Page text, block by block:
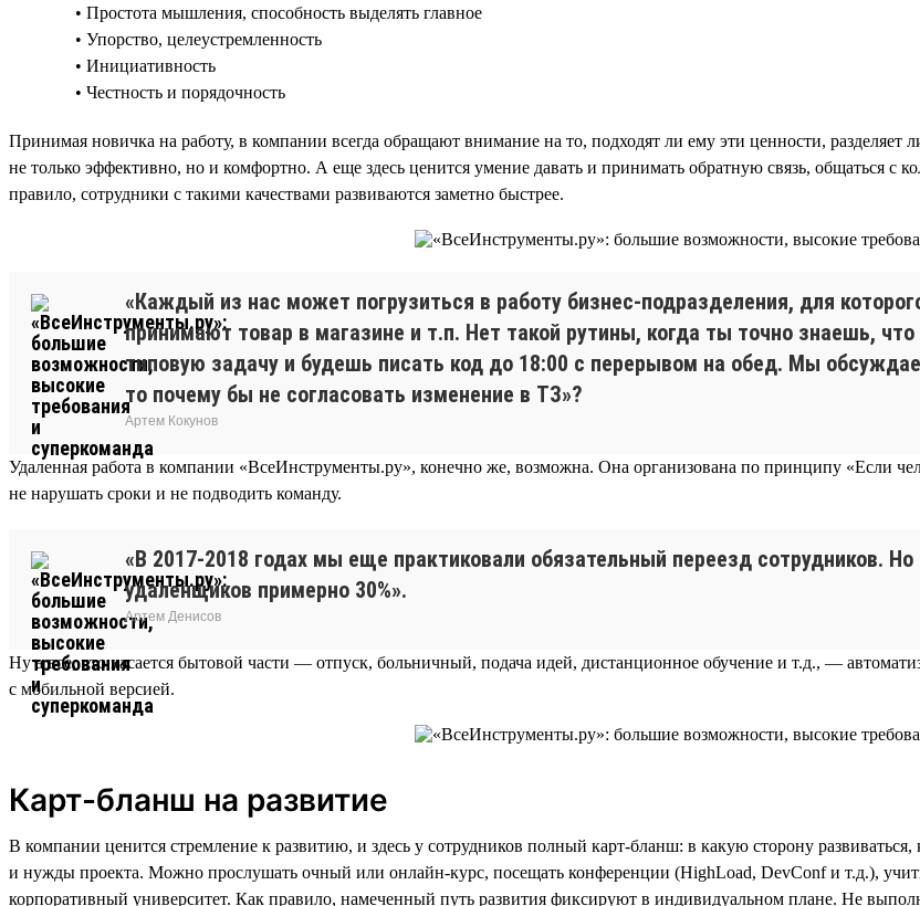
• Простота мышления, способность выделять главное
• Упорство, целеустремленность
• Инициативность
• Честность и порядочность
Принимая новичка на работу, в компании всегда обращают внимание на то, подходят ли ему эти ценности,
не только эффективно, но и комфортно. А еще здесь ценится умение давать и принимать обратную связь, общаться с
правило, сотрудники с такими качествами развиваются заметно быстрее.
«Каждый из нас может погрузиться в работу бизнес-подразделения, для
принимают товар в магазине и т.п. Нет такой рутины, когда ты точно знаешь,
типовую задачу и будешь писать код до 18:00 с перерывом на обед. Мы
то почему бы не согласовать изменение в ТЗ»?
Артем Кокунов
Удаленная работа в компании «ВсеИнструменты.ру», конечно же, возможна. Она организована по принципу «Если
не нарушать сроки и не подводить команду.
«В 2017-2018 годах мы еще практиковали обязательный переезд сотрудников.
удаленщиков примерно 30%».
Артем Денисов
Ну а все, что касается бытовой части — отпуск, больничный, подача идей, дистанционное обучение и т.д., —
с мобильной версией.
Карт-бланш на развитие
В компании ценится стремление к развитию, и здесь у сотрудников полный карт-бланш: в какую сторону
и нужды проекта. Можно прослушать очный или онлайн-курс, посещать конференции (HighLoad, DevConf и т.д.),
корпоративный университет. Как правило, намеченный путь развития фиксируют в индивидуальном плане. Не